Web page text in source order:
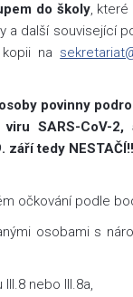
do školy, které
další související
na
povinny
SARS-CoV-
září tedy
očkování podle
osobami s
nebo III.8a,